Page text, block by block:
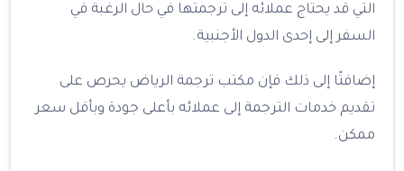
التي قد يحتاج عملائه إلى ترجمتها في حال الرغبة في
السفر إلى إحدى الدول الأجنبية.
إضافتًا إلى ذلك فإن مكتب ترجمة الرياض يحرص على
تقديم خدمات الترجمة إلى عملائه بأعلى جودة وبأقل سعر
ممكن.